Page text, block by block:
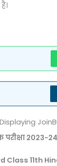
परीक्षा
Class 11th